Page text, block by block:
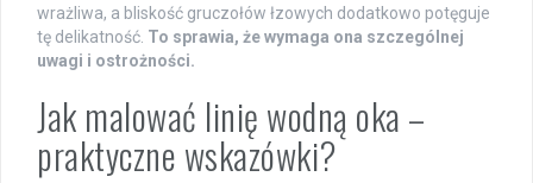
wrażliwa, a bliskość gruczołów łzowych dodatkowo potęguje
tę delikatność. To sprawia, że wymaga ona szczególnej
uwagi i ostrożności.
Jak malować linię wodną oka –
praktyczne wskazówki?